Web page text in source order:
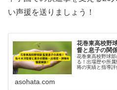
い声援を送りましょう！
花巻東高校野
督と息子の関
花巻東高校野球
る！出場歴や所
将の実績と指導
asohata.com